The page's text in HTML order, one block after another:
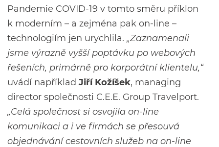
Pandemie COVID-19 v tomto směru příklon
k moderním – a zejména pak on-line –
technologiím jen urychlila. „Zaznamenali
jsme výrazně vyšší poptávku po webových
řešeních, primárně pro korporátní klientelu,“
uvádí například Jiří Kožíšek, managing
director společnosti C.E.E. Group Travelport.
„Celá společnost si osvojila on-line
komunikaci a i ve firmách se přesouvá
objednávání cestovních služeb na on-line